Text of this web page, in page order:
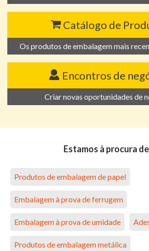
Catálogo de
Os produtos de embalagem mais
Encontros de
Criar novas oportunidades de
Estamos à procura
Produtos de embalagem de papel
Embalagem à prova de ferrugem
Embalagem à prova de umidade
Produtos de embalagem metálica